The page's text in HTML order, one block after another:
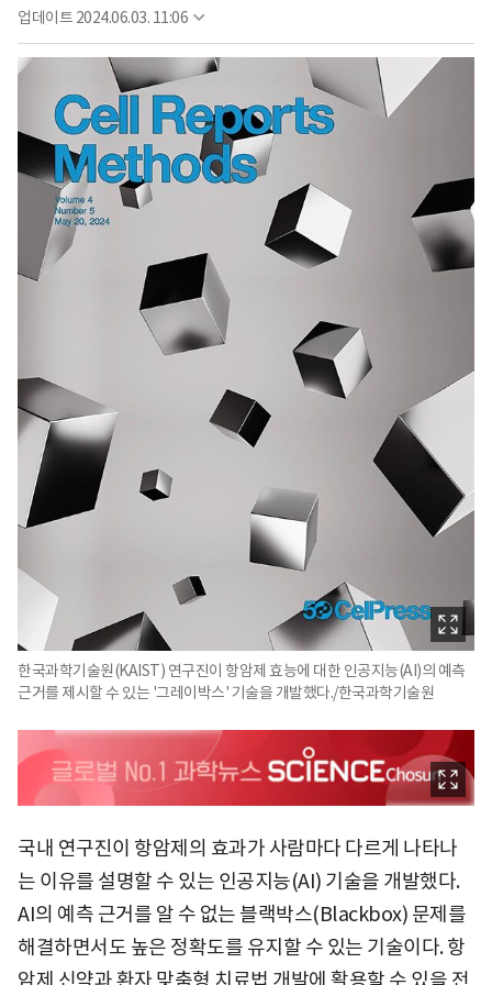
업데이트 2024.06.03. 11:06
한국과학기술원(KAIST) 연구진이 항암제 효능에 대한 인공지능(AI)의 예측
근거를 제시할 수 있는 '그레이박스' 기술을 개발했다./한국과학기술원
국내 연구진이 항암제의 효과가 사람마다 다르게 나타나
는 이유를 설명할 수 있는 인공지능(AI) 기술을 개발했다.
AI의 예측 근거를 알 수 없는 블랙박스(Blackbox) 문제를
해결하면서도 높은 정확도를 유지할 수 있는 기술이다. 항